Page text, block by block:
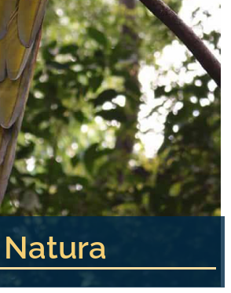
Natura